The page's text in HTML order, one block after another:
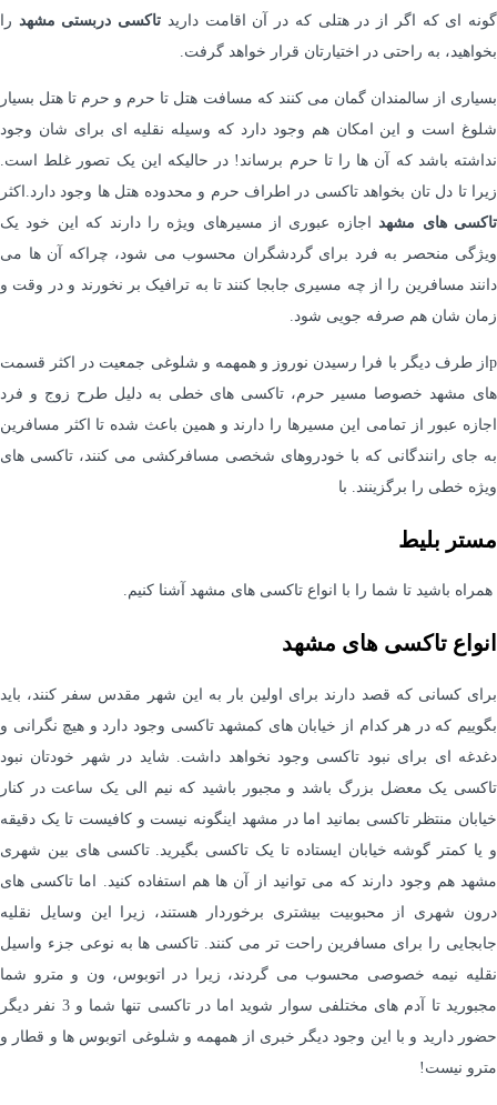
گونه ای که اگر از در هتلی که در آن اقامت دارید تاکسی دربستی مشهد را
بخواهید، به راحتی در اختیارتان قرار خواهد گرفت.
بسیاری از سالمندان گمان می کنند که مسافت هتل تا حرم و حرم تا هتل بسیار
شلوغ است و این امکان هم وجود دارد که وسیله نقلیه ای برای شان وجود
نداشته باشد که آن ها را تا حرم برساند! در حالیکه این یک تصور غلط است.
زیرا تا دل تان بخواهد تاکسی در اطراف حرم و محدوده هتل ها وجود دارد.اکثر
تاکسی های مشهداجازه عبوری از مسیرهای ویژه را دارند که این خود یک
ویژگی منحصر به فرد برای گردشگران محسوب می شود، چراکه آن ها می
دانند مسافرین را از چه مسیری جابجا کنند تا به ترافیک بر نخورند و در وقت و
زمان شان هم صرفه جویی شود.
pاز طرف دیگر با فرا رسیدن نوروز و همهمه و شلوغی جمعیت در اکثر قسمت
های مشهد خصوصا مسیر حرم، تاکسی های خطی به دلیل طرح زوج و فرد
اجازه عبور از تمامی این مسیرها را دارند و همین باعث شده تا اکثر مسافرین
به جای رانندگانی که با خودروهای شخصی مسافرکشی می کنند، تاکسی های
ویژه خطی را برگزینند. با
مستر بلیط
همراه باشید تا شما را با انواع تاکسی های مشهد آشنا کنیم.
انواع تاکسی های مشهد
برای کسانی که قصد دارند برای اولین بار به این شهر مقدس سفر کنند، باید
بگوییم که در هر کدام از خیابان های کمشهد تاکسی وجود دارد و هیچ نگرانی و
دغدغه ای برای نبود تاکسی وجود نخواهد داشت. شاید در شهر خودتان نبود
تاکسی یک معضل بزرگ باشد و مجبور باشید که نیم الی یک ساعت در کنار
خیابان منتظر تاکسی بمانید اما در مشهد اینگونه نیست و کافیست تا یک دقیقه
و یا کمتر گوشه خیابان ایستاده تا یک تاکسی بگیرید. تاکسی های بین شهری
مشهد هم وجود دارند که می توانید از آن ها هم استفاده کنید. اما تاکسی های
درون شهری از محبوبیت بیشتری برخوردار هستند، زیرا این وسایل نقلیه
جابجایی را برای مسافرین راحت تر می کنند. تاکسی ها به نوعی جزء واسیل
نقلیه نیمه خصوصی محسوب می گردند، زیرا در اتوبوس، ون و مترو شما
مجبورید تا آدم های مختلفی سوار شوید اما در تاکسی تنها شما و 3 نفر دیگر
حضور دارید و با این وجود دیگر خبری از همهمه و شلوغی اتوبوس ها و قطار و
مترو نیست!